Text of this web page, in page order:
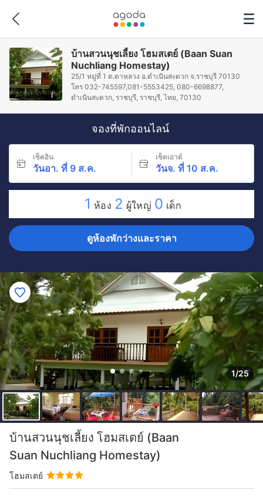
บ้านสวนนุชเลี้ยง โฮมสเตย์ (Baan Suan
Nuchliang Homestay)
25/1 หมู่ที่ 1 ต.ตาหลวง อ.ดำเนินสะดวก จ.ราชบุรี 70130
โทร 032-745597,081-5553425, 080-6698877,
ดำเนินสะดวก, ราชบุรี, ราชบุรี, ไทย, 70130
จองที่พักออนไลน์
เช็คอิน
วันอา. ที่ 9 ส.ค.
เช็คเอาต์
วันจ. ที่ 10 ส.ค.
1 ห้อง 2 ผู้ใหญ่ 0 เด็ก
ดูห้องพักว่างและราคา
1/25
บ้านสวนนุชเลี้ยง โฮมสเตย์ (Baan
Suan Nuchliang Homestay)
โฮมสเตย์